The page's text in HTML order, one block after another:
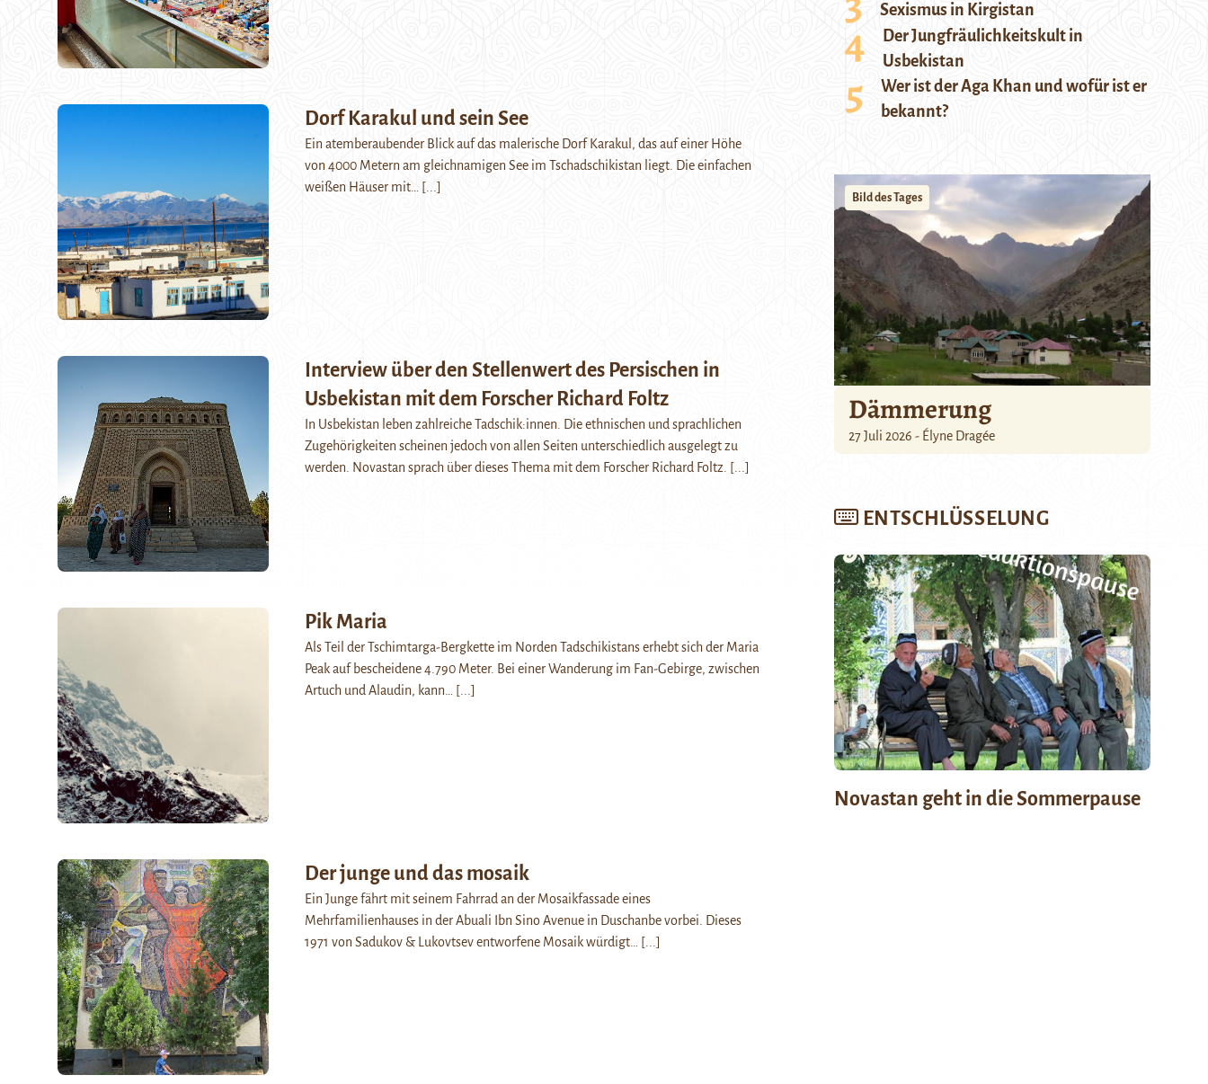
Dorf Karakul und sein See
Ein atemberaubender Blick auf das malerische Dorf Karakul, das auf einer Höhe
von 4000 Metern am gleichnamigen See im Tschadschikistan liegt. Die einfachen
weißen Häuser mit…
[...]
Interview über den Stellenwert des Persischen in
Usbekistan mit dem Forscher Richard Foltz
In Usbekistan leben zahlreiche Tadschik:innen. Die ethnischen und sprachlichen
Zugehörigkeiten scheinen jedoch von allen Seiten unterschiedlich ausgelegt zu
werden. Novastan sprach über dieses Thema mit dem Forscher Richard Foltz.
[...]
Pik Maria
Als Teil der Tschimtarga-Bergkette im Norden Tadschikistans erhebt sich der Maria
Peak auf bescheidene 4.790 Meter. Bei einer Wanderung im Fan-Gebirge, zwischen
Artuch und Alaudin, kann…
[...]
Der junge und das mosaik
Ein Junge fährt mit seinem Fahrrad an der Mosaikfassade eines
Mehrfamilienhauses in der Abuali Ibn Sino Avenue in Duschanbe vorbei. Dieses
1971 von Sadukov & Lukovtsev entworfene Mosaik würdigt…
[...]
Sexismus in Kirgistan
Der Jungfräulichkeitskult in
Usbekistan
Wer ist der Aga Khan und wofür ist er
bekannt?
Bild des Tages
Dämmerung
27 Juli 2026 - Élyne Dragée
ENTSCHLÜSSELUNG
Novastan geht in die Sommerpause